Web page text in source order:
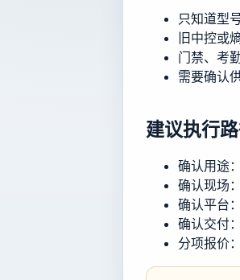
只知道型
旧中控或
门禁、考
需要确认
建议执行
确认用途
确认现场
确认平台
确认交付
分项报价